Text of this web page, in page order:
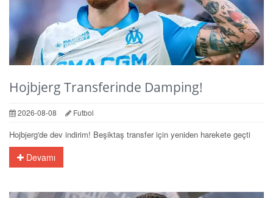
Hojbjerg Transferinde Damping!
2026-08-08 Futbol
Hojbjerg'de dev indirim! Beşiktaş transfer için yeniden harekete geçti
Devamı